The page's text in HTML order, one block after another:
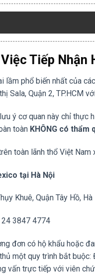
Tiếp Nhận
lầm phổ biến nhất của
Sala, Quận 2, TP.HCM
ý cơ quan này chỉ
toàn KHÔNG có thẩm
toàn lãnh thổ Việt
tại Hà Nội
Khuê, Quận Tây Hồ, Hà
3847 4774
đơn có hộ khẩu hoặc
một quy trình bắt
vấn trực tiếp với viên